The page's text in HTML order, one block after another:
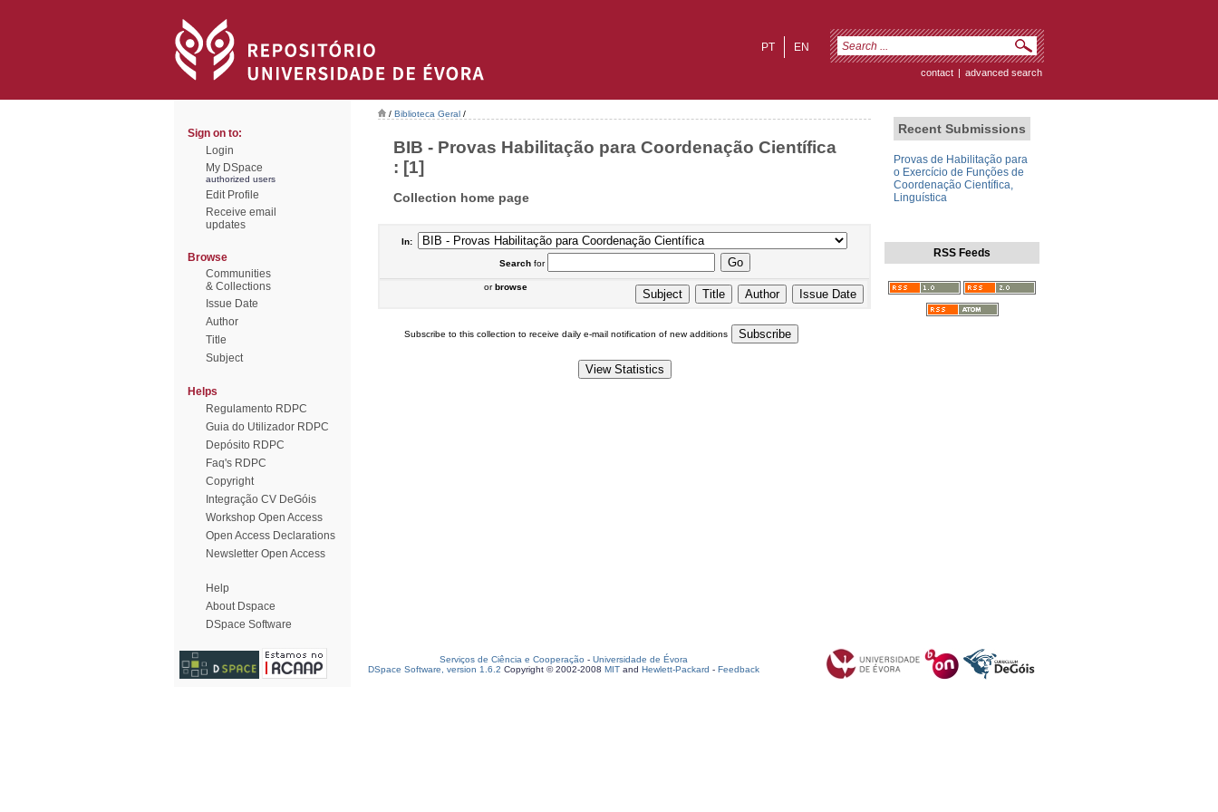
EN
PT
contact | advanced search
Sign on to:
Login
My DSpace
authorized users
Edit Profile
Receive email
updates
Browse
Communities
& Collections
Issue Date
Author
Title
Subject
Helps
Regulamento RDPC
Guia do Utilizador RDPC
Depósito RDPC
Faq's RDPC
Copyright
Integração CV DeGóis
Workshop Open Access
Open Access Declarations
Newsletter Open Access
Help
About Dspace
DSpace Software
/ Biblioteca Geral /
BIB - Provas Habilitação para Coordenação Científica
: [1]
Collection home page
In:
Searchfor
orbrowse
Subscribe to this collection to receive daily e-mail notification of new additions
Recent Submissions
Provas de Habilitação para
o Exercício de Funções de
Coordenação Científica,
Linguística
RSS Feeds
Serviços de Ciência e Cooperação - Universidade de Évora
DSpace Software, version 1.6.2 Copyright © 2002-2008 MIT and Hewlett-Packard - Feedback